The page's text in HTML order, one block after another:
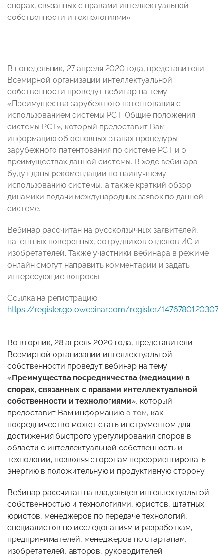
спорах, связанных с правами интеллектуальной
собственности и технологиями»
В понедельник, 27 апреля 2020 года, представители
Всемирной организации интеллектуальной
собственности проведут вебинар на тему
«Преимущества зарубежного патентования с
использованием системы РСТ. Общие положения
системы РСТ», который предоставит Вам
информацию об основных этапах процедуры
зарубежного патентования по системе РСТ и о
преимуществах данной системы. В ходе вебинара
будут даны рекомендации по наилучшему
использованию системы, а также краткий обзор
динамики подачи международных заявок по данной
системе.
Вебинар рассчитан на русскоязычных заявителей,
патентных поверенных, сотрудников отделов ИС и
изобретателей. Также участники вебинара в режиме
онлайн смогут направить комментарии и задать
интересующие вопросы.
Ссылка на регистрацию:
https://register.gotowebinar.com/register/
Во вторник, 28 апреля 2020 года, представители
Всемирной организации интеллектуальной
собственности проведут вебинар на тему
«Преимущества посредничества (медиации) в
спорах, связанных с правами интеллектуальной
собственности и технологиями», который
предоставит Вам информацию о том, как
посредничество может стать инструментом для
достижения быстрого урегулирования споров в
области с интеллектуальной собственность и
технологии, позволяя сторонам переориентировать
энергию в положительную и продуктивную сторону.
Вебинар рассчитан на владельцев интеллектуальной
собственностью и технологиями, юристов, штатных
юристов, менеджеров по передаче технологий,
специалистов по исследованиям и разработкам,
предпринимателей, менеджеров по стартапам,
изобретателей, авторов, руководителей